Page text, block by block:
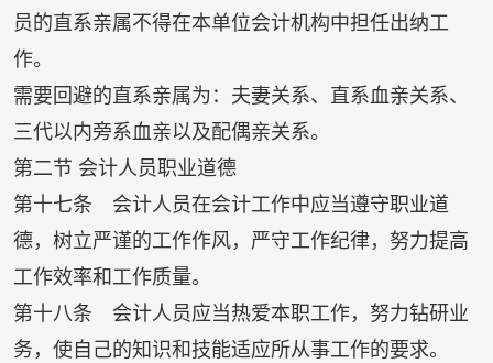
员的直系亲属不得在本单位会计机构中担任出纳工
作。
需要回避的直系亲属为：夫妻关系、直系血亲关系、
三代以内旁系血亲以及配偶亲关系。
第二节 会计人员职业道德
第十七条 会计人员在会计工作中应当遵守职业道
德，树立严谨的工作作风，严守工作纪律，努力提高
工作效率和工作质量。
第十八条 会计人员应当热爱本职工作，努力钻研业
务，使自己的知识和技能适应所从事工作的要求。